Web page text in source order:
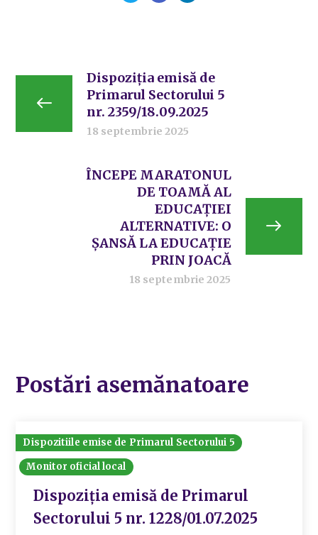
Dispoziția emisă de
Primarul Sectorului 5
nr. 2359/18.09.2025
18 septembrie 2025
ÎNCEPE MARATONUL
DE TOAMĂ AL
EDUCAȚIEI
ALTERNATIVE: O
ȘANSĂ LA EDUCAȚIE
PRIN JOACĂ
18 septembrie 2025
Postări asemănatoare
Dispozitiile emise de Primarul Sectorului 5
Monitor oficial local
Dispoziția emisă de Primarul
Sectorului 5 nr. 1228/01.07.2025